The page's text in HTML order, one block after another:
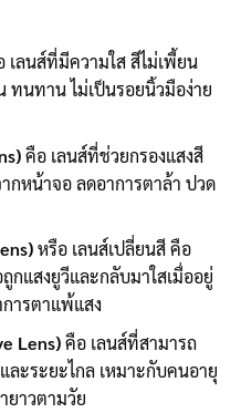
เลนส์ที่มีความใส สีไม่เพี้ยน
ทนทาน ไม่เป็นรอยนิ้วมือง่าย
คือ เลนส์ที่ช่วยกรองแสงสี
กหน้าจอ ลดอาการตาล้า ปวด
หรือ เลนส์เปลี่ยนสี คือ
กแสงยูวีและกลับมาใสเมื่ออยู่
ารตาแพ้แสง
Lens)คือ เลนส์ที่สามารถ
ละระยะไกล เหมาะกับคนอายุ
ยาวตามวัย